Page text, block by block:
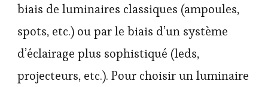
biais de luminaires classiques (ampoules,
spots, etc.) ou par le biais d’un système
d’éclairage plus sophistiqué (leds,
projecteurs, etc.). Pour choisir un luminaire